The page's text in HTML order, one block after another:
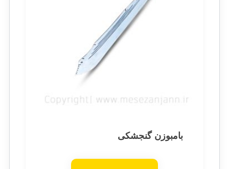
بامبوزن گنجشکی